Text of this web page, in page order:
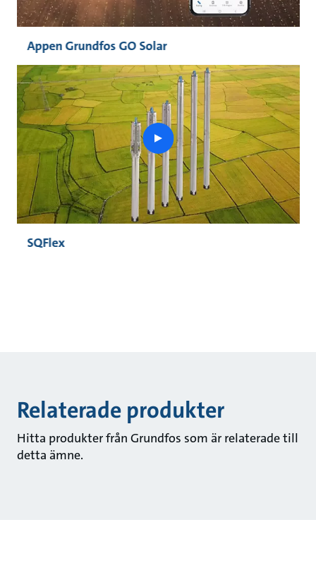
Appen Grundfos GO Solar
play
button
SQFlex
Relaterade produkter
Hitta produkter från Grundfos som är relaterade till
detta ämne.